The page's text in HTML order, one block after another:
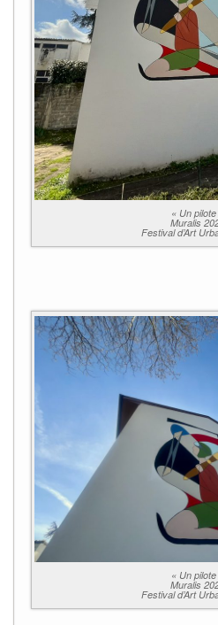
« Un pilote
Muralis
Festival d’Art
« Un pilote
Muralis
Festival d’Art